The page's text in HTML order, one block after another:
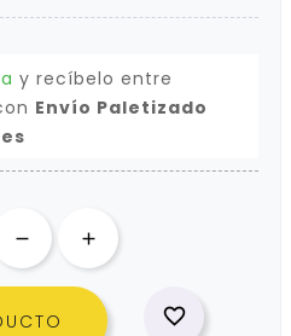
y recíbelo entre
Envío Paletizado
